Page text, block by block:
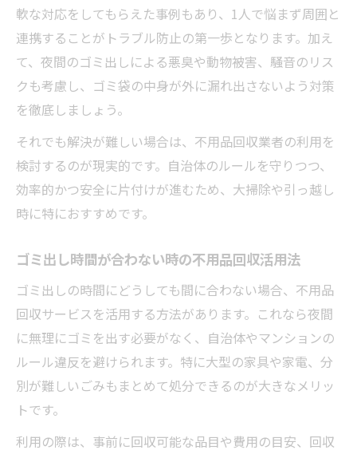
軟な対応をしてもらえた事例もあり、1人で悩まず周囲と
連携することがトラブル防止の第一歩となります。加え
て、夜間のゴミ出しによる悪臭や動物被害、騒音のリス
クも考慮し、ゴミ袋の中身が外に漏れ出さないよう対策
を徹底しましょう。
それでも解決が難しい場合は、不用品回収業者の利用を
検討するのが現実的です。自治体のルールを守りつつ、
効率的かつ安全に片付けが進むため、大掃除や引っ越し
時に特におすすめです。
ゴミ出し時間が合わない時の不用品回収活用法
ゴミ出しの時間にどうしても間に合わない場合、不用品
回収サービスを活用する方法があります。これなら夜間
に無理にゴミを出す必要がなく、自治体やマンションの
ルール違反を避けられます。特に大型の家具や家電、分
別が難しいごみもまとめて処分できるのが大きなメリッ
トです。
利用の際は、事前に回収可能な品目や費用の目安、回収